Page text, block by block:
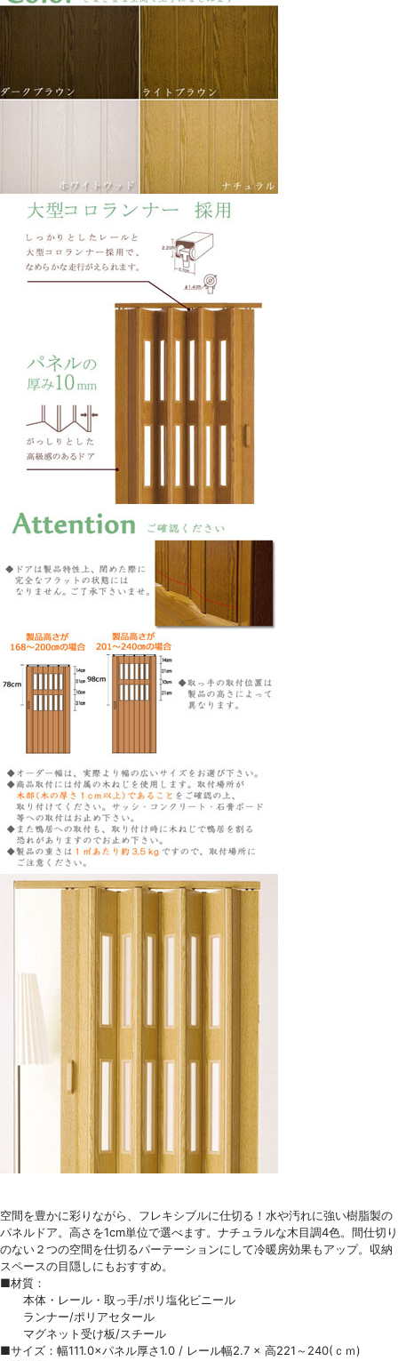
空間を豊かに彩りながら、フレキシブルに仕切る！水や汚れに強い樹脂製の
パネルドア。高さを1cm単位で選べます。ナチュラルな木目調4色。間仕切り
のない２つの空間を仕切るパーテーションにして冷暖房効果もアップ。収納
スペースの目隠しにもおすすめ。
■材質：
本体・レール・取っ手/ポリ塩化ビニール
ランナー/ポリアセタール
マグネット受け板/スチール
■サイズ：幅111.0×パネル厚さ1.0 / レール幅2.7 × 高221～240(ｃｍ)